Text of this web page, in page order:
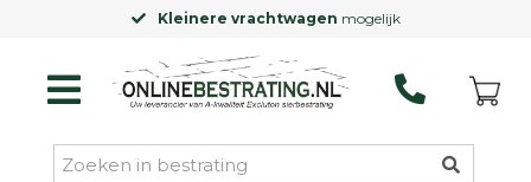
Kleinere vrachtwagen mogelijk